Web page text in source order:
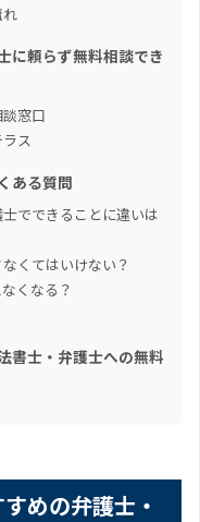
に頼らず無料相談でき
窓口
ス
ある質問
でできることに違いは
くてはいけない？
くなる？
書士・弁護士への無料
めの弁護士・